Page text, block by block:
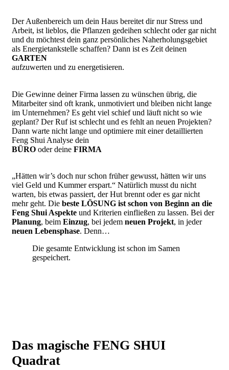
Der Außenbereich um dein Haus bereitet dir nur Stress und
Arbeit, ist lieblos, die Pflanzen gedeihen schlecht oder gar nicht
und du möchtest dein ganz persönliches Naherholungsgebiet
als Energietankstelle schaffen? Dann ist es Zeit deinen
GARTEN
aufzuwerten und zu energetisieren.
Die Gewinne deiner Firma lassen zu wünschen übrig, die
Mitarbeiter sind oft krank, unmotiviert und bleiben nicht lange
im Unternehmen? Es geht viel schief und läuft nicht so wie
geplant? Der Ruf ist schlecht und es fehlt an neuen Projekten?
Dann warte nicht lange und optimiere mit einer detaillierten
Feng Shui Analyse dein
BÜRO oder deine FIRMA
„Hätten wir’s doch nur schon früher gewusst, hätten wir uns
viel Geld und Kummer erspart.“ Natürlich musst du nicht
warten, bis etwas passiert, der Hut brennt oder es gar nicht
mehr geht. Die beste LÖSUNG ist schon von Beginn an die
Feng Shui Aspekte und Kriterien einfließen zu lassen. Bei der
Planung, beim Einzug, bei jedem neuen Projekt, in jeder
neuen Lebensphase. Denn…
Die gesamte Entwicklung ist schon im Samen
gespeichert.
Das magische FENG SHUI
Quadrat